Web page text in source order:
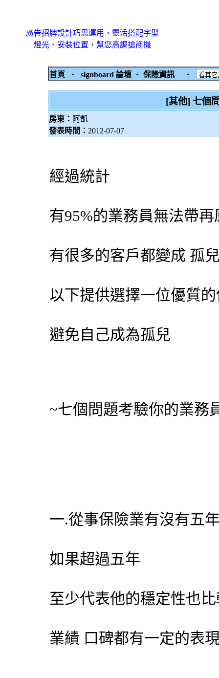
廣告招牌設計巧思運用，靈活搭配字型
燈光、安裝位置，幫您高調搶商機
首頁 ‧ signboard 論壇 ‧ 保險資訊 ‧
[其他] 七個
房東： 阿凱
發表時間： 2012-07-07
經過統計
有95%的業務員無法帶
有很多的客戶都變成 孤
以下提供選擇一位優質
避免自己成為孤兒
~七個問題考驗你的業務
一.從事保險業有沒有五
如果超過五年
至少代表他的穩定性也
業績 口碑都有一定的表